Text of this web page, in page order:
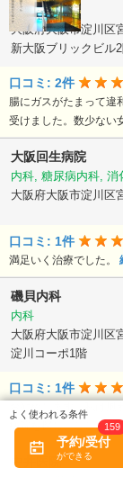
消化器内科
大阪府大阪市淀川区
新大阪ブリックビル
口コミ: 2件
腸にガスがたまって違
受けました。数少ない
大阪回生病院
内科, 糖尿病内科, 消
大阪府大阪市淀川区
口コミ: 1件
満足いく治療でした。
磯貝内科
内科
大阪府大阪市淀川区
淀川コーポ1階
口コミ: 1件
お勧めします。私は
病院を探し、ここに
中井医院
予約/受付
159